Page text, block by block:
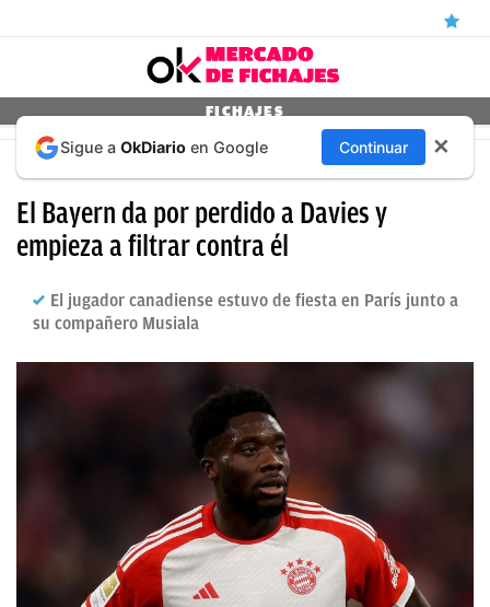
NOTICIAS
CANTERA
FICHAJES
MERCADO DE FICHAJES 2024
El Bayern da por perdido a Davies y
empieza a filtrar contra él
El jugador canadiense estuvo de fiesta en París junto a
su compañero Musiala
Sigue a OkDiario en Google Continuar ✕